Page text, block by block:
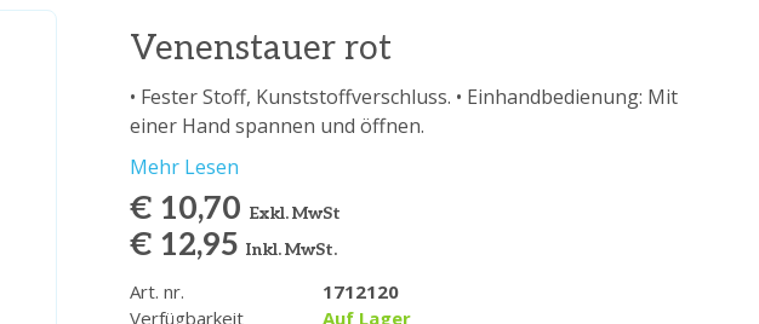
Venenstauer rot
• Fester Stoff, Kunststoffverschluss. • Einhandbedienung: Mit
einer Hand spannen und öffnen.
Mehr Lesen
€ 10,70 Exkl. MwSt
€ 12,95Inkl. MwSt.
Art. nr.
1712120
Verfügbarkeit
Auf Lager